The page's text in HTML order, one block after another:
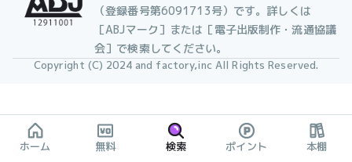
（登録番号第6091713号）です。詳しくは
［ABJマーク］または［電子出版制作・流通協議
会］で検索してください。
Copyright (C) 2024 and factory,inc All Rights Reserved.
ホーム 無料 検索 ポイント 本棚